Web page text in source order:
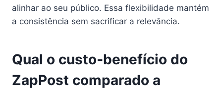
alinhar ao seu público. Essa flexibilidade mantém
a consistência sem sacrificar a relevância.
Qual o custo‑benefício do
ZapPost comparado a